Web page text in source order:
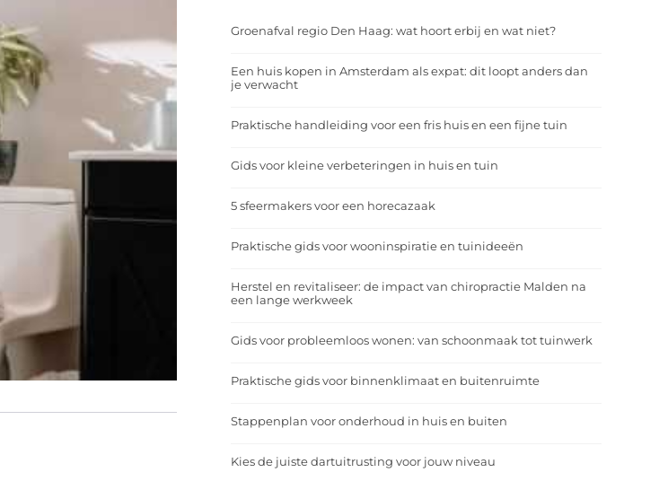
Groenafval regio Den Haag: wat hoort erbij en wat niet?
Een huis kopen in Amsterdam als expat: dit loopt anders dan
je verwacht
Praktische handleiding voor een fris huis en een fijne tuin
Gids voor kleine verbeteringen in huis en tuin
5 sfeermakers voor een horecazaak
Praktische gids voor wooninspiratie en tuinideeën
Herstel en revitaliseer: de impact van chiropractie Malden na
een lange werkweek
Gids voor probleemloos wonen: van schoonmaak tot tuinwerk
Praktische gids voor binnenklimaat en buitenruimte
Stappenplan voor onderhoud in huis en buiten
Kies de juiste dartuitrusting voor jouw niveau